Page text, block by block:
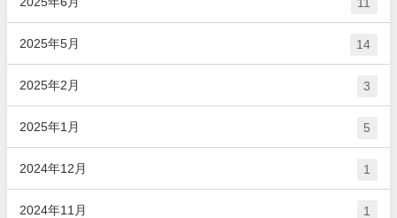
2025年5月 14
2025年2月 3
2025年1月 5
2024年12月 1
2024年11月 1